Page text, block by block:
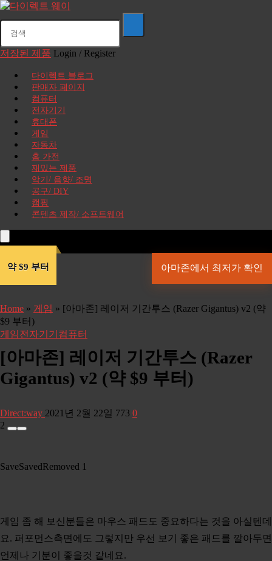
저장된 제품 Login / Register
다이렉트 블로그
판매자 페이지
컴퓨터
전자기기
휴대폰
게임
자동차
홈 가전
재밌는 제품
악기/ 음향/ 조명
공구/ DIY
캠핑
콘텐츠 제작/ 소프트웨어
약 $9 부터 아마존에서 최저가 확인
Home » 게임 » [아마존] 레이저 기간투스 (Razer Gigantus) v2 (약
$9 부터)
게임전자기기 컴퓨터
[아마존] 레이저 기간투스 (Razer
Gigantus) v2 (약 $9 부터)
Direct:way 2021년 2월 22일 773 0
2
SaveSavedRemoved 1
게임 좀 해 보신분들은 마우스 패드도 중요하다는 것을 아실텐데
요. 퍼포먼스측면에도 그렇지만 우선 보기 좋은 패드를 깔아두면
언제나 기분이 좋을것 같네요.